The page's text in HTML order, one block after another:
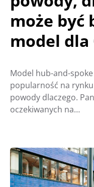
może być
model dla
Model hub-and-
popularność na
powody dlaczego.
oczekiwanych na…